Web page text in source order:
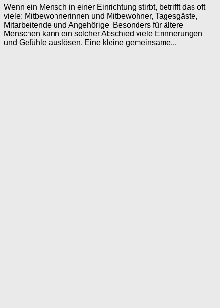
Wenn ein Mensch in einer Einrichtung stirbt, betrifft das oft
viele: Mitbewohnerinnen und Mitbewohner, Tagesgäste,
Mitarbeitende und Angehörige. Besonders für ältere
Menschen kann ein solcher Abschied viele Erinnerungen
und Gefühle auslösen. Eine kleine gemeinsame...